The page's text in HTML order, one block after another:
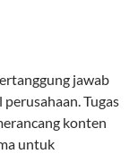
jawab
Tugas
konten
untuk